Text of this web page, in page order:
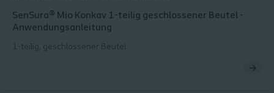
SenSura® Mio Konkav 1-teilig geschlossener Beutel -
Anwendungsanleitung
1-teilig, geschlossener Beutel